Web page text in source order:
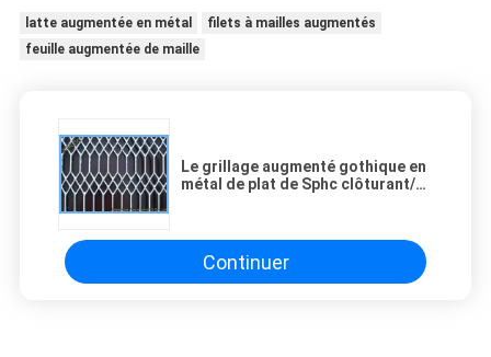
latte augmentée en métal
filets à mailles augmentés
feuille augmentée de maille
Le grillage augmenté gothique en
métal de plat de Sphc clôturant/a
Continuer